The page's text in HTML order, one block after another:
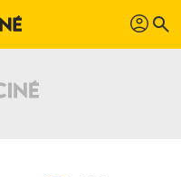
profil search